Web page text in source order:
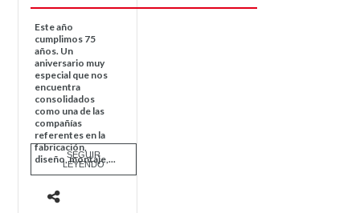
Este año
cumplimos 75
años. Un
aniversario muy
especial que nos
encuentra
consolidados
como una de las
compañías
referentes en la
fabricación,
diseño, montaje,...
SEGUIR
LEYENDO